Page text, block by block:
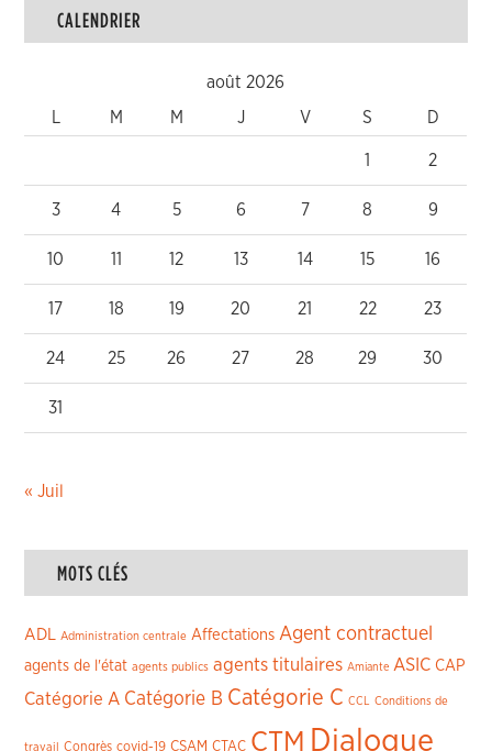
CALENDRIER
août 2026
M M J V S D
1 2
3 4 5 6 7 8 9
10 11 12 13 14 15 16
17 18 19 20 21 22 23
24 25 26 27 28 29 30
31
« Juil
MOTS CLÉS
ADL Administration centrale Affectations Agent contractuel
agents de l'état agents publics agents titulaires Amiante ASIC CAP
Catégorie A Catégorie B Catégorie C CCL Conditions de
travail Congrès covid-19 CSAM CTAC CTM Dialogue